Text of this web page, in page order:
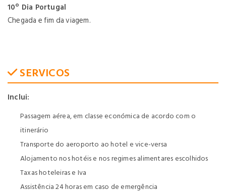
10º Dia Portugal
Chegada e fim da viagem.
SERVICOS
Inclui:
Passagem aérea, em classe económica de acordo com o
itinerário
Transporte do aeroporto ao hotel e vice-versa
Alojamento nos hotéis e nos regimes alimentares escolhidos
Taxas hoteleiras e Iva
Assistência 24 horas em caso de emergência